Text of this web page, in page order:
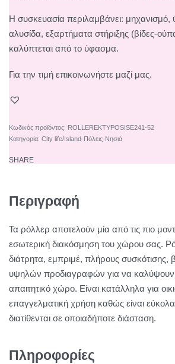
Η συσκευασία περιλαμβάνει:
αλυσίδα, εξαρτήματα στήριξης (βίδες-
καλύπτεται από το ύφασμα.
Για την τιμή επικοινωνήστε μαζί μας.
ROLLEREKTYPOSISΕ241-52
Κατηγορία: City life/Island-Πόλεις-Νησιά
SHARE
Περιγραφή
Τα ρόλλερ αποτελούν μία από τις πιο
εσωτερική διακόσμηση του χώρου σας.
διάτρητα, εμπριμέ, πλήρους συσκότισης,
υψηλών προδιαγραφών για να καλύψουν
απαιτητικό χώρο. Είναι κατάλληλα για
επαγγελματική χρήση καθώς είναι εύκολα
διατίθενται σε οποιαδήποτε διάσταση.
Πληροφορίες